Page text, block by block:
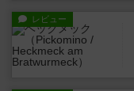
レビュー